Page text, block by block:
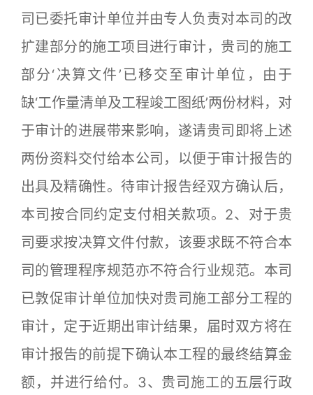
司已委托审计单位并由专人负责对本司的改
扩建部分的施工项目进行审计，贵司的施工
部分‘决算文件’已移交至审计单位，由于
缺‘工作量清单及工程竣工图纸’两份材料，对
于审计的进展带来影响，遂请贵司即将上述
两份资料交付给本公司，以便于审计报告的
出具及精确性。待审计报告经双方确认后，
本司按合同约定支付相关款项。2、对于贵
司要求按决算文件付款，该要求既不符合本
司的管理程序规范亦不符合行业规范。本司
已敦促审计单位加快对贵司施工部分工程的
审计，定于近期出审计结果，届时双方将在
审计报告的前提下确认本工程的最终结算金
额，并进行给付。3、贵司施工的五层行政